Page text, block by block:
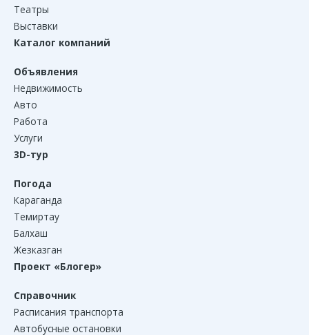
Театры
Выставки
Каталог компаний
Объявления
Недвижимость
Авто
Работа
Услуги
3D-тур
Погода
Караганда
Темиртау
Балхаш
Жезказган
Проект «Блогер»
Справочник
Расписания транспорта
Автобусные остановки